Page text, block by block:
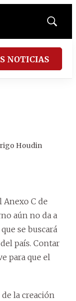
Mostrar
NOTICIAS
Houdin
Anexo C de
aún no da a
se buscará
país. Contar
para que el
la creación